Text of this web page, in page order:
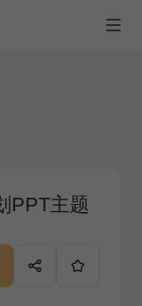
PPT主题